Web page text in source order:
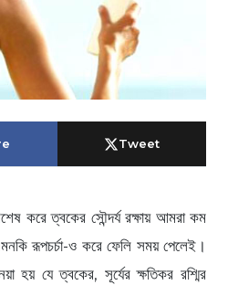
Tweet
করে ত্বকের সৌন্দর্য রক্ষায় আমরা কম
রূপচর্চা-ও করে ফেলি সময় পেলেই।
হয় যে ত্বকের, সূর্যের ক্ষতিকর রশ্মির